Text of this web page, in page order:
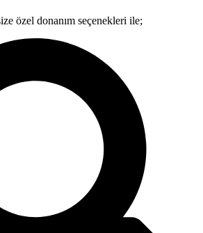
özel donanım seçenekleri ile;